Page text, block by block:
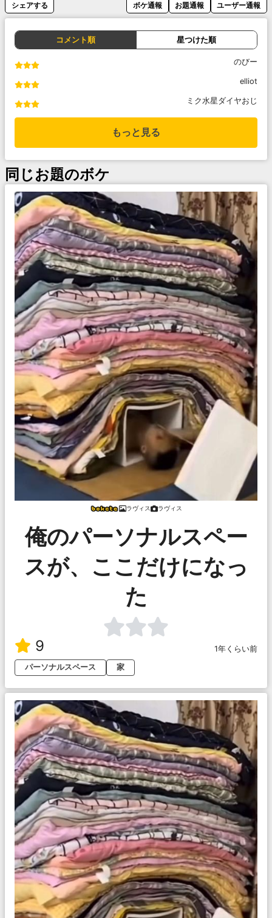
シェアする ボケ通報 お題通報 ユーザー通報
コメント順 星つけた順
のびー
elliot
ミク水星ダイヤおじ
もっと見る
同じお題のボケ
ラヴィス ラヴィス
俺のパーソナルスペー
スが、ここだけになっ
た
9
1年くらい前
パーソナルスペース
家